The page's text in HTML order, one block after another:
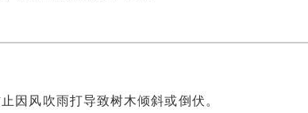
风吹雨打导致树木倾斜或倒伏。